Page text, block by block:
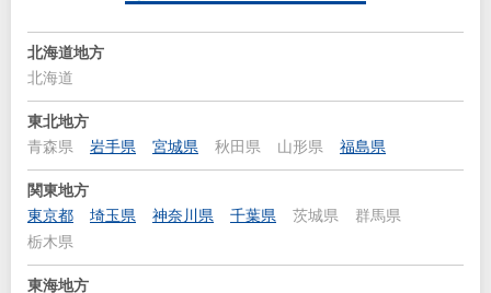
北海道地方
北海道
東北地方
青森県
岩手県 宮城県 秋田県 山形県 福島県
関東地方
東京都
埼玉県 神奈川県 千葉県 茨城県
群馬県
栃木県
東海地方